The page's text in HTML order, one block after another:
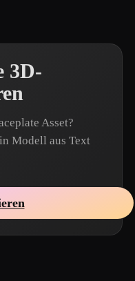
3D-
Asset?
Modell aus Text